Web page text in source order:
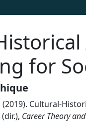
for
(2019). Cultural-
Career Theory